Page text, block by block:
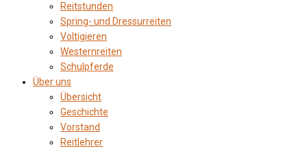
Reitstunden
Spring- und Dressurreiten
Voltigieren
Westernreiten
Schulpferde
Über uns
Übersicht
Geschichte
Vorstand
Reitlehrer